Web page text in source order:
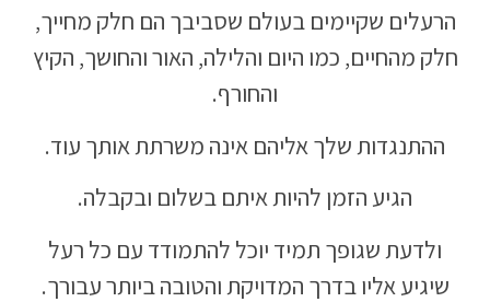
הרעלים שקיימים בעולם שסביבך הם חלק מחייך,
חלק מהחיים, כמו היום והלילה, האור והחושך, הקיץ
והחורף.
ההתנגדות שלך אליהם אינה משרתת אותך עוד.
הגיע הזמן להיות איתם בשלום ובקבלה.
ולדעת שגופך תמיד יוכל להתמודד עם כל רעל
שיגיע אליו בדרך המדויקת והטובה ביותר עבורך.